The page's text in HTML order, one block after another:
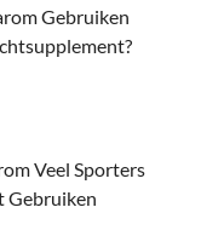
Gebruiken
Veel Sporters
Gebruiken